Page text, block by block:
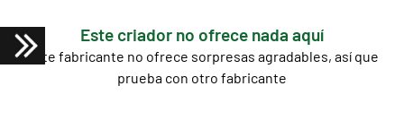
Este criador no ofrece nada aquí
Este fabricante no ofrece sorpresas agradables, así que
prueba con otro fabricante